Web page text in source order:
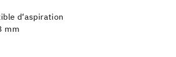
d‘aspiration
mm